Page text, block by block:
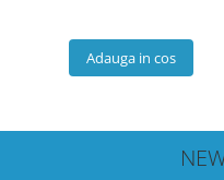
Adauga in cos